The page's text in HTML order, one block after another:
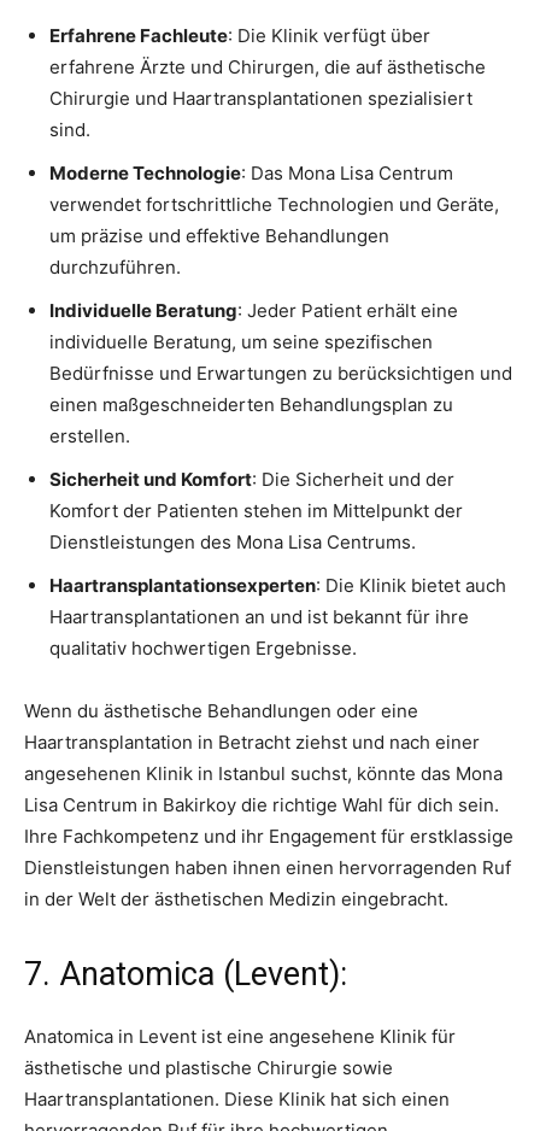
Erfahrene Fachleute: Die Klinik verfügt über
erfahrene Ärzte und Chirurgen, die auf ästhetische
Chirurgie und Haartransplantationen spezialisiert
sind.
Moderne Technologie: Das Mona Lisa Centrum
verwendet fortschrittliche Technologien und Geräte,
um präzise und effektive Behandlungen
durchzuführen.
Individuelle Beratung: Jeder Patient erhält eine
individuelle Beratung, um seine spezifischen
Bedürfnisse und Erwartungen zu berücksichtigen und
einen maßgeschneiderten Behandlungsplan zu
erstellen.
Sicherheit und Komfort: Die Sicherheit und der
Komfort der Patienten stehen im Mittelpunkt der
Dienstleistungen des Mona Lisa Centrums.
Haartransplantationsexperten: Die Klinik bietet auch
Haartransplantationen an und ist bekannt für ihre
qualitativ hochwertigen Ergebnisse.
Wenn du ästhetische Behandlungen oder eine
Haartransplantation in Betracht ziehst und nach einer
angesehenen Klinik in Istanbul suchst, könnte das Mona
Lisa Centrum in Bakirkoy die richtige Wahl für dich sein.
Ihre Fachkompetenz und ihr Engagement für erstklassige
Dienstleistungen haben ihnen einen hervorragenden Ruf
in der Welt der ästhetischen Medizin eingebracht.
7. Anatomica (Levent):
Anatomica in Levent ist eine angesehene Klinik für
ästhetische und plastische Chirurgie sowie
Haartransplantationen. Diese Klinik hat sich einen